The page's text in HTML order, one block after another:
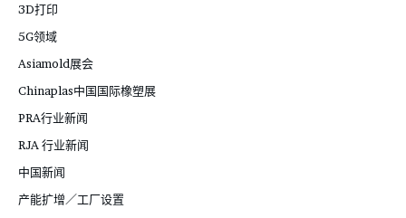
3D打印
5G领域
Asiamold展会
Chinaplas中国国际橡塑展
PRA行业新闻
RJA 行业新闻
中国新闻
产能扩增／工厂设置